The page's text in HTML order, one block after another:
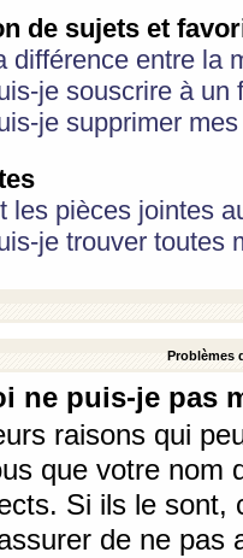
de sujets et
différence entre la
je souscrire à
je supprimer
les pièces jointes
je trouver toutes
Problèmes
ne puis-je pas
raisons qui
que votre nom
Si ils le sont,
de ne pas